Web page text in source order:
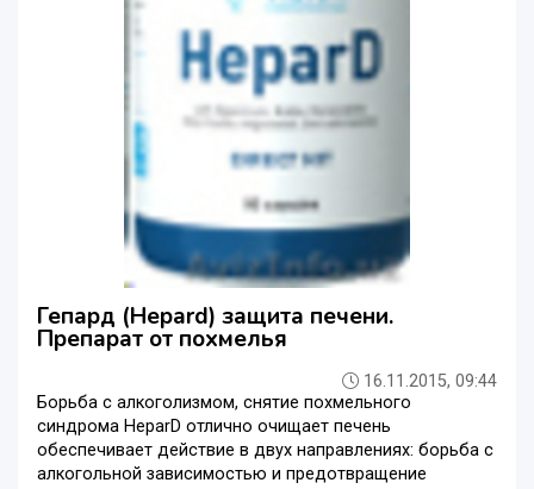
Гепард (Hepard) защита печени.
Препарат от похмелья
16.11.2015, 09:44
Борьба с алкоголизмом, снятие похмельного
синдрома HeparD отлично очищает печень
обеспечивает действие в двух направлениях: борьба с
алкогольной зависимостью и предотвращение